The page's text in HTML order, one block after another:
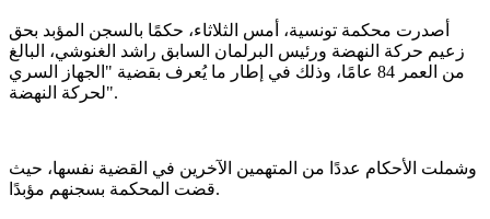
أصدرت محكمة تونسية، أمس الثلاثاء، حكمًا بالسجن المؤبد بحق
زعيم حركة النهضة ورئيس البرلمان السابق راشد الغنوشي، البالغ
من العمر 84 عامًا، وذلك في إطار ما يُعرف بقضية "الجهاز السري
لحركة النهضة".
وشملت الأحكام عددًا من المتهمين الآخرين في القضية نفسها، حيث
قضت المحكمة بسجنهم مؤبدًا.